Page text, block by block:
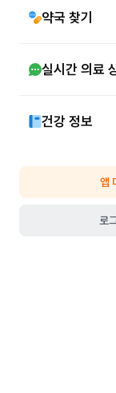
약국 찾기
실시간 의료
건강 정보
앱
로